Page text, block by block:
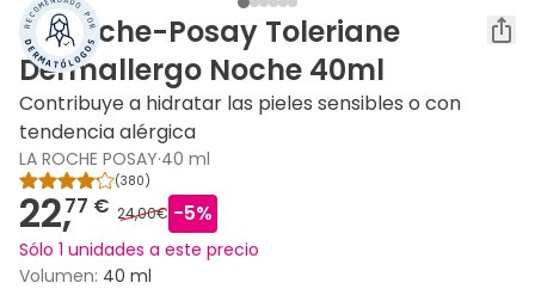
La Roche-Posay Toleriane
Dermallergo Noche 40ml
Contribuye a hidratar las pieles sensibles o con
tendencia alérgica
LA ROCHE POSAY·40 ml
(380)
22,77 € 24,00€ -5%
Sólo 1 unidades a este precio
Volumen: 40 ml